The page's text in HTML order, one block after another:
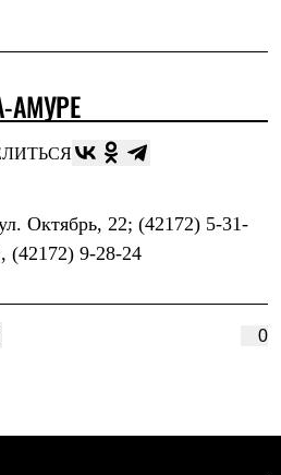
АМУРЕ
Октябрь, 22; (42172) 5-31-
(42172) 9-28-24
0